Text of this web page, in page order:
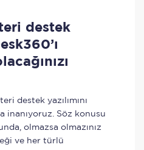
destek
destek yazılımını
inanıyoruz. Söz konusu
olmazsa olmazınız
ve her türlü